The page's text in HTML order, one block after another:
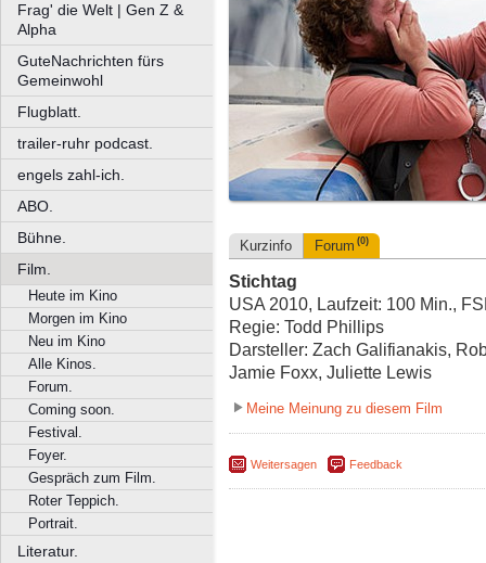
Frag' die Welt | Gen Z &
Alpha
GuteNachrichten fürs
Gemeinwohl
Flugblatt.
trailer-ruhr podcast.
engels zahl-ich.
ABO.
Bühne.
Film.
Heute im Kino
Morgen im Kino
Neu im Kino
Alle Kinos.
Forum.
Coming soon.
Festival.
Foyer.
Gespräch zum Film.
Roter Teppich.
Portrait.
Literatur.
Kurzinfo Forum (0)
Stichtag
USA 2010, Laufzeit: 100 Min.,
Regie: Todd Phillips
Darsteller: Zach Galifianakis,
Jamie Foxx, Juliette Lewis
Meine Meinung zu diesem Film
Weitersagen Feedback